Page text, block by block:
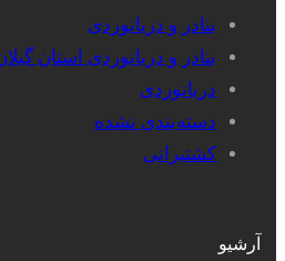
بنادر و دریانوردی
بنادر و دریانوردی استان
دریانوردی
دسته‌بندی نشده
کشتیرانی
آرشیو